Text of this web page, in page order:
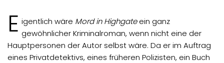
E igentlich wäre Mord in Highgateein ganz
gewöhnlicher Kriminalroman, wenn nicht eine der
Hauptpersonen der Autor selbst wäre. Da er im Auftrag
eines Privatdetektivs, eines früheren Polizisten, ein Buch